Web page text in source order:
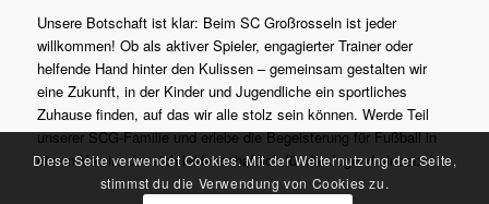
Unsere Botschaft ist klar: Beim SC Großrosseln ist jeder
willkommen! Ob als aktiver Spieler, engagierter Trainer oder
helfende Hand hinter den Kulissen – gemeinsam gestalten wir
eine Zukunft, in der Kinder und Jugendliche ein sportliches
Zuhause finden, auf das wir alle stolz sein können. Werde Teil
unserer SCG-Familie und erlebe die Begeisterung für Fußball in
einem Verein, der sich leidenschaftlich für die Jugend einsetzt!
Diese Seite verwendet Cookies. Mit der Weiternutzung der Seite,
stimmst du die Verwendung von Cookies zu.